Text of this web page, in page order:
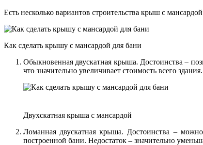
Есть несколько вариантов строительства крыш с
Как сделать крышу с мансардой для бани
Обыкновенная двускатная крыша. Достоинства –
что значительно увеличивает стоимость всего здания.
Двухскатная крыша с мансардой
Ломанная двускатная крыша. Достоинства –
построенной бани. Недостаток – значительно